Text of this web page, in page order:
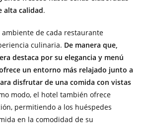
alta calidad.
ambiente de cada restaurante
culinaria. De manera que,
destaca por su elegancia y menú
un entorno más relajado junto a
disfrutar de una comida con vistas
modo, el hotel también ofrece
permitiendo a los huéspedes
en la comodidad de su